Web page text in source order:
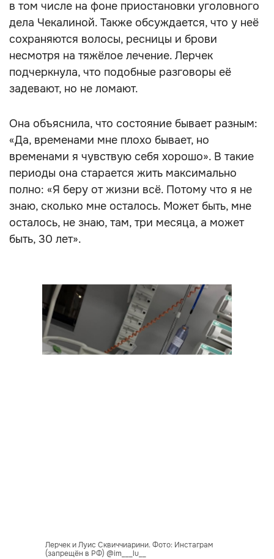
в том числе на фоне приостановки уголовного
дела Чекалиной. Также обсуждается, что у неё
сохраняются волосы, ресницы и брови
несмотря на тяжёлое лечение. Лерчек
подчеркнула, что подобные разговоры её
задевают, но не ломают.
Она объяснила, что состояние бывает разным:
«Да, временами мне плохо бывает, но
временами я чувствую себя хорошо». В такие
периоды она старается жить максимально
полно: «Я беру от жизни всё. Потому что я не
знаю, сколько мне осталось. Может быть, мне
осталось, не знаю, там, три месяца, а может
быть, 30 лет».
Лерчек и Луис Сквиччиарини. Фото: Инстаграм
(запрещён в РФ) @im___lu__